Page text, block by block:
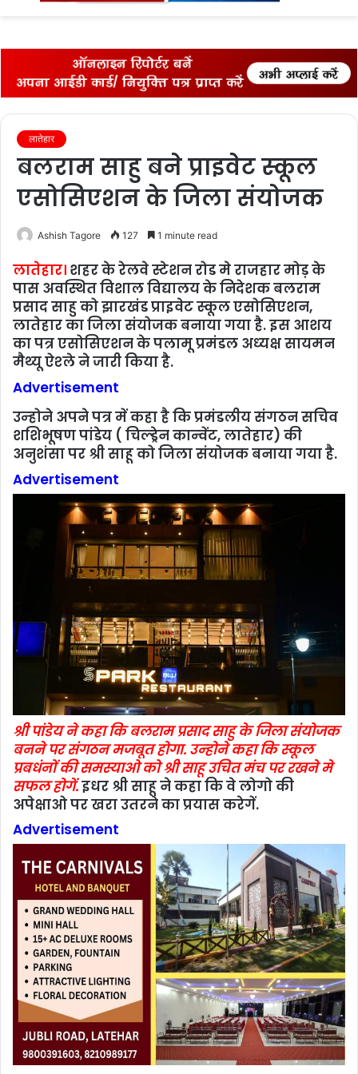
लातेहार
बलराम साहु बने प्राइवेट स्‍कूल
एसोसिएशन के जिला संयोजक
Ashish Tagore 127 1 minute read
लातेहार। शहर के रेलवे स्‍टेशन रोड मे राजहार मोड़ के
पास अवस्थित विशाल विद्यालय के निदेशक बलराम
प्रसाद साहु को झारखंड प्राइवेट स्‍कूल एसोसिएशन,
लातेहार का जिला संयोजक बनाया गया है. इस आशय
का पत्र एसोसिएशन के पलामू प्रमंडल अध्‍यक्ष सायमन
मैथ्‍यू ऐश्‍ले ने जारी किया है.
Advertisement
उन्‍होने अपने पत्र में कहा है कि प्रमंडलीय संगठन सचिव
शशिभूषण पांडेय ( चिल्‍ड्रेन कान्‍वेंट, लातेहार) की
अनुशंसा पर श्री साहू को जिला संयोजक बनाया गया है.
Advertisement
श्री पांडेय ने कहा कि बलराम प्रसाद साहु के जिला संयोजक
बनने पर संगठन मजबूत होगा. उन्‍होने कहा कि स्‍कूल
प्रबधंनों की समस्‍याओ को श्री साहू उचित मंच पर रखने मे
सफल होगें.इधर श्री साहू ने कहा कि वे लोगो की
अपेक्षाओ पर खरा उतरने का प्रयास करेगें.
Advertisement